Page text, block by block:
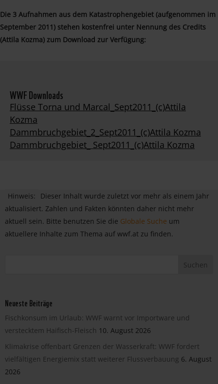
Die 3 Aufnahmen aus dem Katastrophengebiet (aufgenommen im
September 2011) stehen kostenfrei unter Nennung des Credits
(Attila Kozma) zum Download zur Verfügung:
WWF Downloads
Flüsse Torna und Marcal_Sept2011_(c)Attila
Kozma
Dammbruchgebiet_2_Sept2011_(c)Attila Kozma
Dammbruchgebiet_ Sept2011_(c)Attila Kozma
Hinweis:
Dieser Inhalt wurde zuletzt vor mehr als einem Jahr
aktualisiert. Zahlen und Fakten könnten daher nicht mehr
aktuell sein. Bitte benutzen Sie die Globale Suche um
aktuellere Inhalte zum Thema auf wwf.at zu finden.
Neueste Beiträge
Fischkonsum im Urlaub: WWF warnt vor Importware und
verstecktem Haifisch-Fleisch 10. August 2026
Klimakrise offenbart Grenzen der Wasserkraft: WWF fordert
vielfältigen Energiemix statt weiterer Flussverbauung 6. August
2026